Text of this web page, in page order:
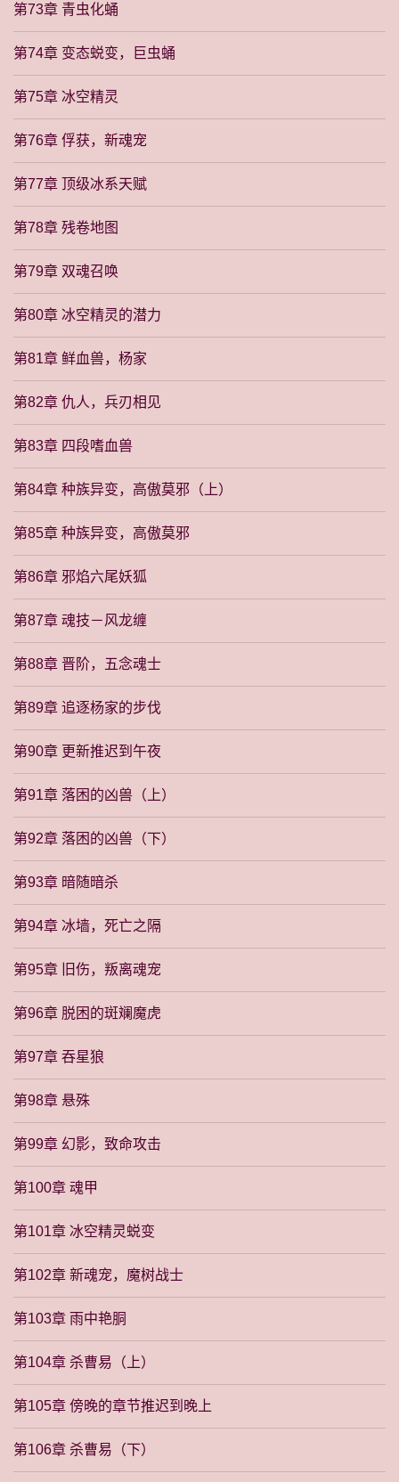
第73章 青虫化蛹
第74章 变态蜕变，巨虫蛹
第75章 冰空精灵
第76章 俘获，新魂宠
第77章 顶级冰系天赋
第78章 残卷地图
第79章 双魂召唤
第80章 冰空精灵的潜力
第81章 鲜血兽，杨家
第82章 仇人，兵刃相见
第83章 四段嗜血兽
第84章 种族异变，高傲莫邪（上）
第85章 种族异变，高傲莫邪
第86章 邪焰六尾妖狐
第87章 魂技－风龙缠
第88章 晋阶，五念魂士
第89章 追逐杨家的步伐
第90章 更新推迟到午夜
第91章 落困的凶兽（上）
第92章 落困的凶兽（下）
第93章 暗随暗杀
第94章 冰墙，死亡之隔
第95章 旧伤，叛离魂宠
第96章 脱困的斑斓魔虎
第97章 吞星狼
第98章 悬殊
第99章 幻影，致命攻击
第100章 魂甲
第101章 冰空精灵蜕变
第102章 新魂宠，魔树战士
第103章 雨中艳胴
第104章 杀曹易（上）
第105章 傍晚的章节推迟到晚上
第106章 杀曹易（下）